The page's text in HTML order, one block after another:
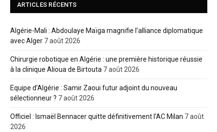
ARTICLES RÉCENTS
Algérie-Mali : Abdoulaye Maïga magnifie l’alliance diplomatique
avec Alger 7 août 2026
Chirurgie robotique en Algérie : une première historique réussie
à la clinique Alioua de Birtouta 7 août 2026
Equipe d’Algérie : Samir Zaoui futur adjoint du nouveau
sélectionneur ? 7 août 2026
Officiel : Ismaël Bennacer quitte définitivement l’AC Milan 7 août
2026